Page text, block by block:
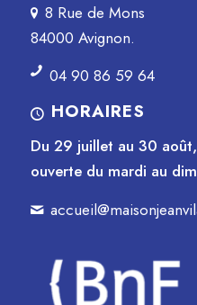
8 Rue de Mons
84000 Avignon.
04 90 86 59 64
HORAIRES
Du 29 juillet au 30
ouverte du mardi au